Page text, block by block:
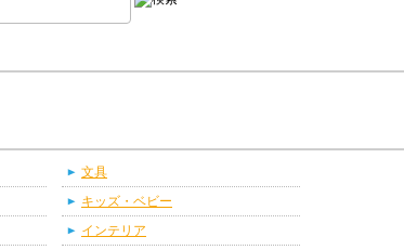
文具
キッズ・ベビー
インテリア